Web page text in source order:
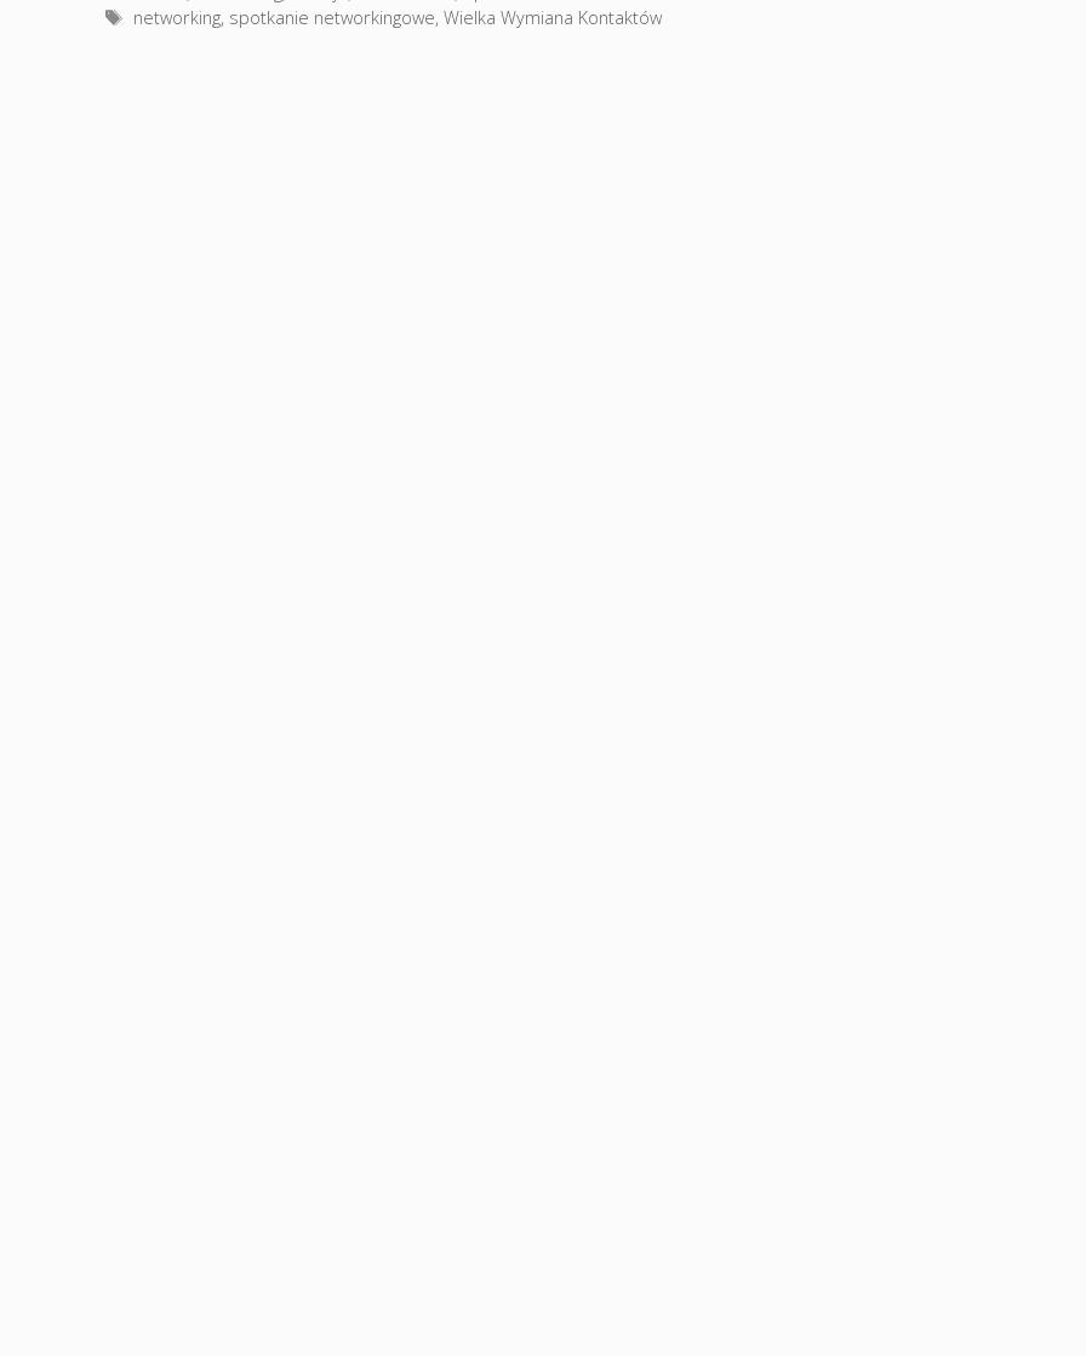
Tagi
networking, spotkanie networkingowe,Wielka Wymiana Kontaktów